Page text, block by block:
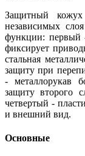
Защитный
независимых
функции: первый
фиксирует
стальная
защиту при
- металлорукав
защиту второго
четвертый -
и внешний вид.
Основные